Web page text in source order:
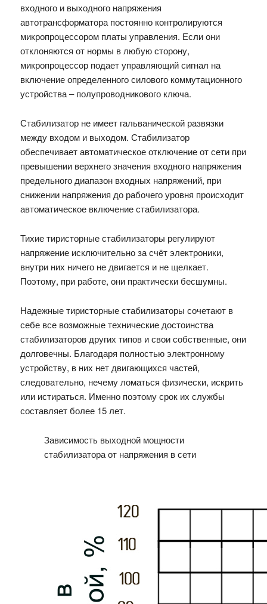
входного и выходного напряжения
автотрансформатора постоянно контролируются
микропроцессором платы управления. Если они
отклоняются от нормы в любую сторону,
микропроцессор подает управляющий сигнал на
включение определенного силового коммутационного
устройства – полупроводникового ключа.
Стабилизатор не имеет гальванической развязки
между входом и выходом. Стабилизатор
обеспечивает автоматическое отключение от сети при
превышении верхнего значения входного напряжения
предельного диапазон входных напряжений, при
снижении напряжения до рабочего уровня происходит
автоматическое включение стабилизатора.
Тихие тиристорные стабилизаторы регулируют
напряжение исключительно за счёт электроники,
внутри них ничего не двигается и не щелкает.
Поэтому, при работе, они практически бесшумны.
Надежные тиристорные стабилизаторы сочетают в
себе все возможные технические достоинства
стабилизаторов других типов и свои собственные, они
долговечны. Благодаря полностью электронному
устройству, в них нет двигающихся частей,
следовательно, нечему ломаться физически, искрить
или истираться. Именно поэтому срок их службы
составляет более 15 лет.
Зависимость выходной мощности
стабилизатора от напряжения в сети